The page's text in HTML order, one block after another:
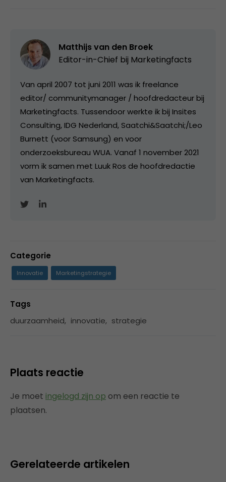
Matthijs van den Broek
Editor-in-Chief bij Marketingfacts
Van april 2007 tot juni 2011 was ik freelance
editor/ communitymanager / hoofdredacteur bij
Marketingfacts. Tussendoor werkte ik bij Insites
Consulting, IDG Nederland, Saatchi&Saatchi;/Leo
Burnett (voor Samsung) en voor
onderzoeksbureau WUA. Vanaf 1 november 2021
vorm ik samen met Luuk Ros de hoofdredactie
van Marketingfacts.
Categorie
Innovatie Marketingstrategie
Tags
duurzaamheid, innovatie, strategie
Plaats reactie
Je moet ingelogd zijn op om een reactie te
plaatsen.
Gerelateerde artikelen